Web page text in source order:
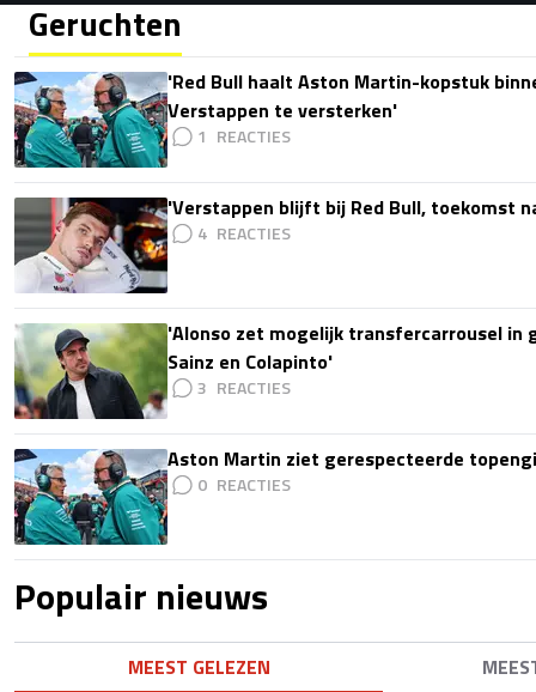
Geruchten
'Red Bull haalt Aston Martin-kopstuk
Verstappen te versterken'
1
'Verstappen blijft bij Red Bull, toekomst
4
'Alonso zet mogelijk transfercarrousel in
Sainz en Colapinto'
3
Aston Martin ziet gerespecteerde
0
Populair nieuws
MEEST GELEZEN